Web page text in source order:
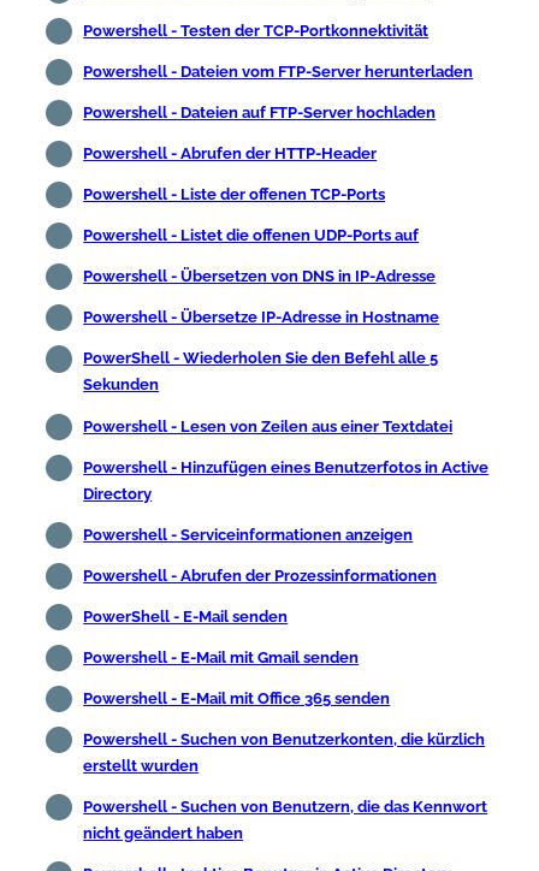
Powershell - Testen der TCP-Portkonnektivität
Powershell - Dateien vom FTP-Server herunterladen
Powershell - Dateien auf FTP-Server hochladen
Powershell - Abrufen der HTTP-Header
Powershell - Liste der offenen TCP-Ports
Powershell - Listet die offenen UDP-Ports auf
Powershell - Übersetzen von DNS in IP-Adresse
Powershell - Übersetze IP-Adresse in Hostname
PowerShell - Wiederholen Sie den Befehl alle 5
Sekunden
Powershell - Lesen von Zeilen aus einer Textdatei
Powershell - Hinzufügen eines Benutzerfotos in Active
Directory
Powershell - Serviceinformationen anzeigen
Powershell - Abrufen der Prozessinformationen
PowerShell - E-Mail senden
Powershell - E-Mail mit Gmail senden
Powershell - E-Mail mit Office 365 senden
Powershell - Suchen von Benutzerkonten, die kürzlich
erstellt wurden
Powershell - Suchen von Benutzern, die das Kennwort
nicht geändert haben